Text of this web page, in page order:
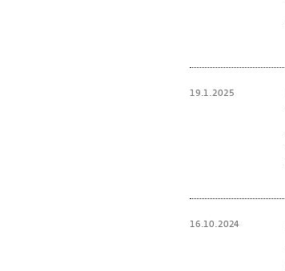
19.1.2025
16.10.2024